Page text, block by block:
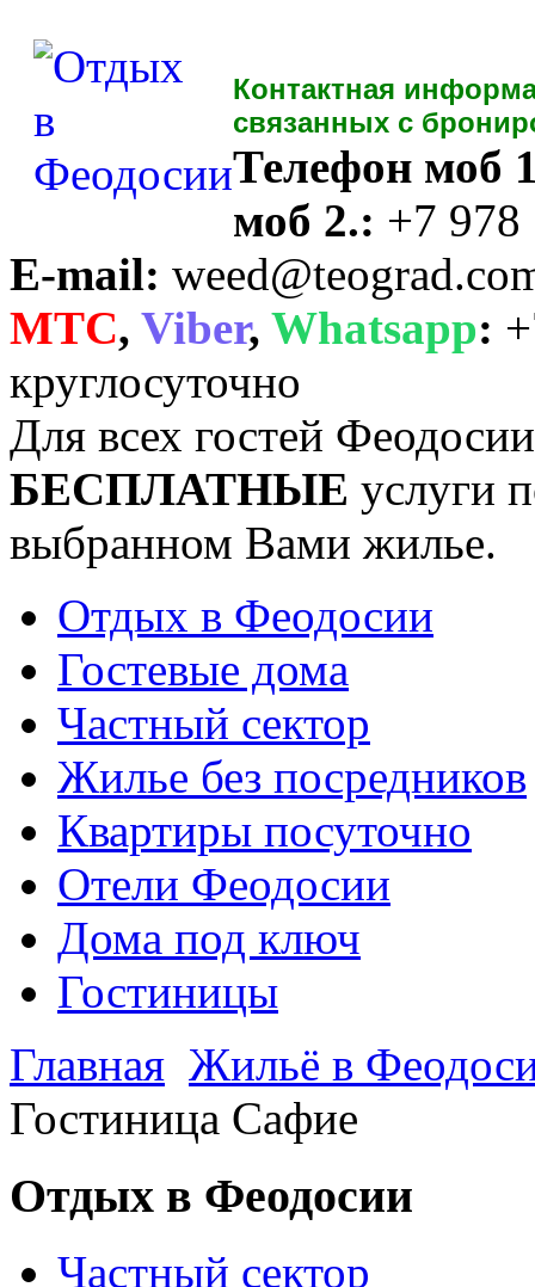
Контактная
связанных с
Телефон моб
моб 2.: +7 978
E-mail:
MTC, Viber, Whatsapp:
круглосуточно
Для всех гостей
БЕСПЛАТНЫЕ услуги
выбранном Вами жилье.
Отдых в Феодосии
Гостевые дома
Частный сектор
Жилье без посредников
Квартиры посуточно
Отели Феодосии
Дома под ключ
Гостиницы
Главная Жильё в
Гостиница Сафие
Отдых в Феодосии
Частный сектор